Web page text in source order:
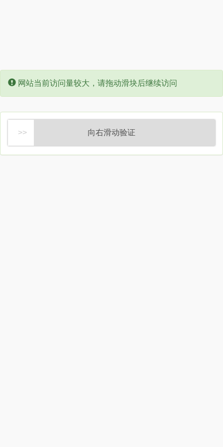
Error:
网站当前访问量较大，请拖动滑块后继续访问
向右滑动验证